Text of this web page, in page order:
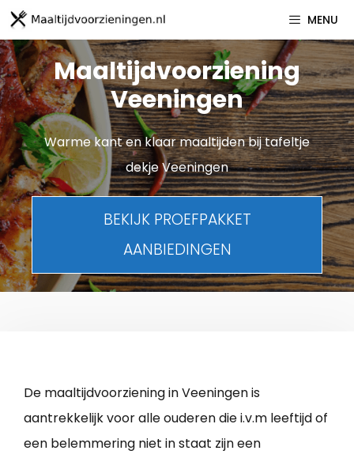
Spring
naar
inhoud
MENU
Maaltijdvoorziening
Veeningen
Warme kant en klaar maaltijden bij tafeltje
dekje Veeningen
BEKIJK PROEFPAKKET
AANBIEDINGEN
De maaltijdvoorziening in Veeningen is
aantrekkelijk voor alle ouderen die i.v.m leeftijd of
een belemmering niet in staat zijn een